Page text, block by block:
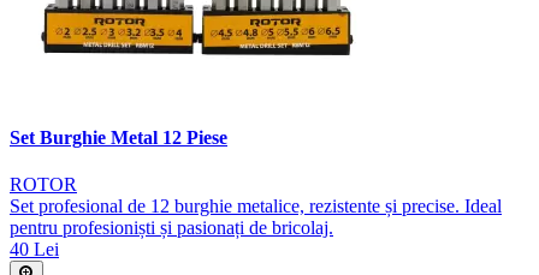
Set Burghie Metal 12 Piese
ROTOR
Set profesional de 12 burghie metalice, rezistente și precise. Ideal
pentru profesioniști și pasionați de bricolaj.
40 Lei